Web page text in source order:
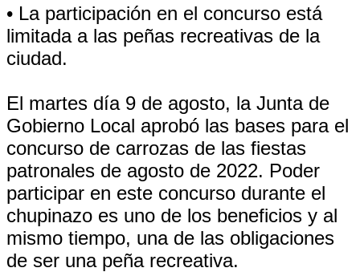
• La participación en el concurso está
limitada a las peñas recreativas de la
ciudad.
El martes día 9 de agosto, la Junta de
Gobierno Local aprobó las bases para el
concurso de carrozas de las fiestas
patronales de agosto de 2022. Poder
participar en este concurso durante el
chupinazo es uno de los beneficios y al
mismo tiempo, una de las obligaciones
de ser una peña recreativa.